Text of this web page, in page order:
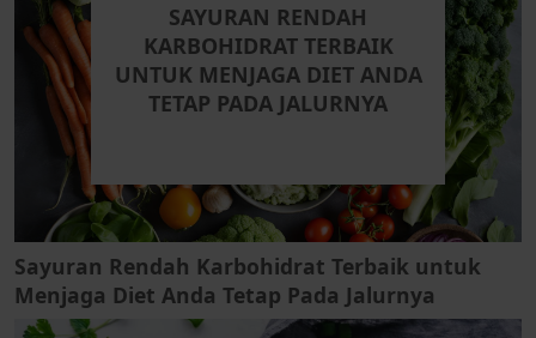
SAYURAN RENDAH
KARBOHIDRAT TERBAIK
UNTUK MENJAGA DIET ANDA
TETAP PADA JALURNYA
Sayuran Rendah Karbohidrat Terbaik untuk
Menjaga Diet Anda Tetap Pada Jalurnya